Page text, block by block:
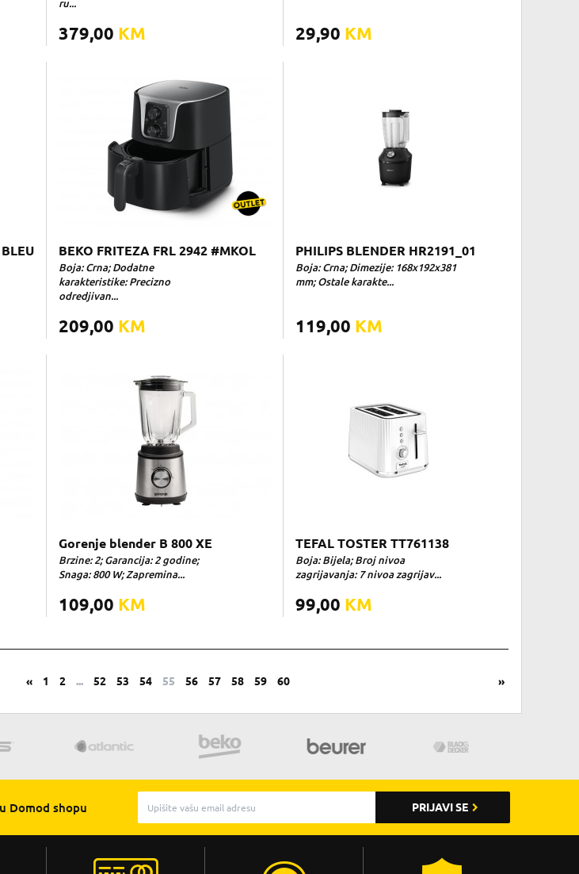
ru...
379,00 KM 29,90 KM
BEKO FRITEZA FRL 2942 #MKOL
Boja: Crna; Dodatne
karakteristike: Precizno
odredjivan...
209,00 KM
PHILIPS BLENDER HR2191_01
Boja: Crna; Dimezije: 168x192x381
mm; Ostale karakte...
119,00 KM
Gorenje blender B 800 XE
Brzine: 2; Garancija: 2 godine;
Snaga: 800 W; Zapremina...
109,00 KM
TEFAL TOSTER TT761138
Boja: Bijela; Broj nivoa
zagrijavanja: 7 nivoa zagrijav...
99,00 KM
« 1 2 ... 52 53 54 55 56 57 58 59 60 »
Domod shopu PRIJAVI SE